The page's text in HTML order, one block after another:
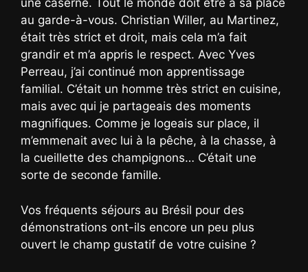
une caserne. Tout le monde doit être à sa place
au garde-à-vous. Christian Willer, au Martinez,
était très strict et droit, mais cela m’a fait
grandir et m’a appris le respect. Avec Yves
Perreau, j’ai continué mon apprentissage
familial. C’était un homme très strict en cuisine,
mais avec qui je partageais des moments
magnifiques. Comme je logeais sur place, il
m’emmenait avec lui à la pêche, à la chasse, à
la cueillette des champignons… C’était une
sorte de seconde famille.
Vos fréquents séjours au Brésil pour des
démonstrations ont-ils encore un peu plus
ouvert le champ gustatif de votre cuisine ?